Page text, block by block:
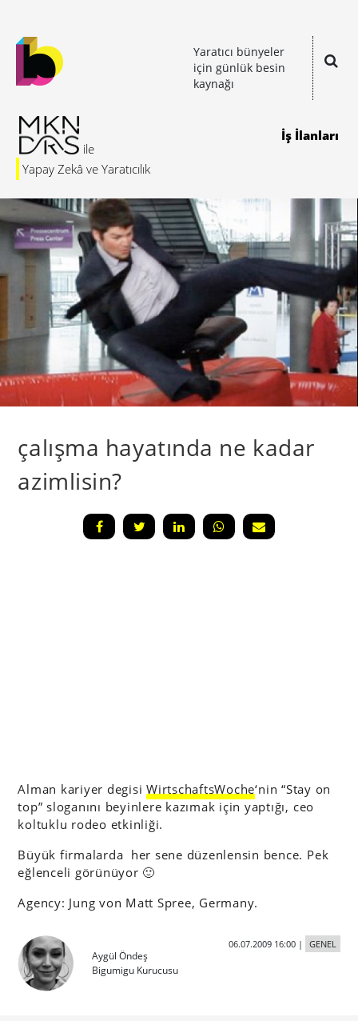
Yaratıcı bünyeler
için günlük besin
kaynağı
Yapay Zekâ ve Yaratıcılık
İş İlanları
çalışma hayatında ne kadar
azimlisin?
Alman kariyer degisiWirtschaftsWoche‘nin “Stay on
top” sloganını beyinlere kazımak için yaptığı, ceo
koltuklu rodeo etkinliği.
Büyük firmalarda her sene düzenlensin bence. Pek
eğlenceli görünüyor 🙂
Agency: Jung von Matt Spree, Germany.
Aygül Öndeş
Bigumigu Kurucusu
06.07.2009 16:00| GENEL